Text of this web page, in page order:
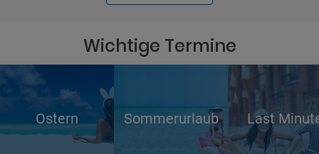
Wichtige Termine
Ostern Sommerurlaub Last